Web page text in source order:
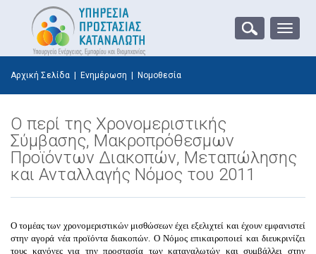
Toggle
Αρχική Σελίδα Ενημέρωση Νομοθεσία
Ο περί της Χρονομεριστικής
Σύμβασης, Μακροπρόθεσμων
Προϊόντων Διακοπών, Μεταπώλησης
και Ανταλλαγής Νόμος του 2011
Ο τομέας των χρονομεριστικών μισθώσεων έχει εξελιχτεί και έχουν εμφανιστεί
στην αγορά νέα προϊόντα διακοπών. Ο Νόμος επικαιροποιεί και διευκρινίζει
τους κανόνες για την προστασία των καταναλωτών και συμβάλλει στην